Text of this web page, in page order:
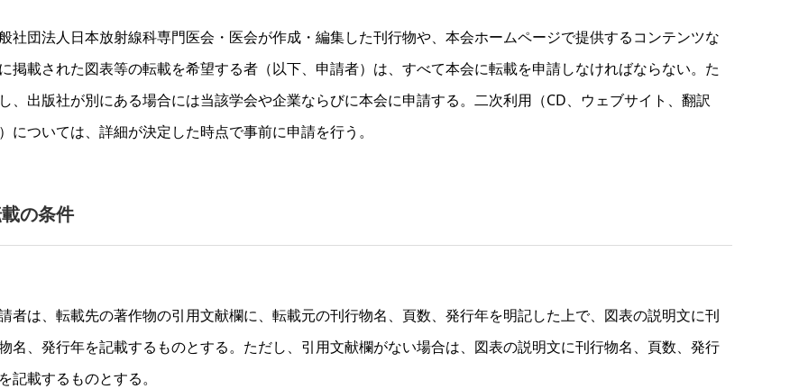
社団法人日本放射線科専門医会・医会が作成・編集した刊行物や、本会ホームページで提供するコンテンツな
掲載された図表等の転載を希望する者（以下、申請者）は、すべて本会に転載を申請しなければならない。た
、出版社が別にある場合には当該学会や企業ならびに本会に申請する。二次利用（CD、ウェブサイト、翻訳
については、詳細が決定した時点で事前に申請を行う。
の条件
者は、転載先の著作物の引用文献欄に、転載元の刊行物名、頁数、発行年を明記した上で、図表の説明文に刊
名、発行年を記載するものとする。ただし、引用文献欄がない場合は、図表の説明文に刊行物名、頁数、発行
記載するものとする。